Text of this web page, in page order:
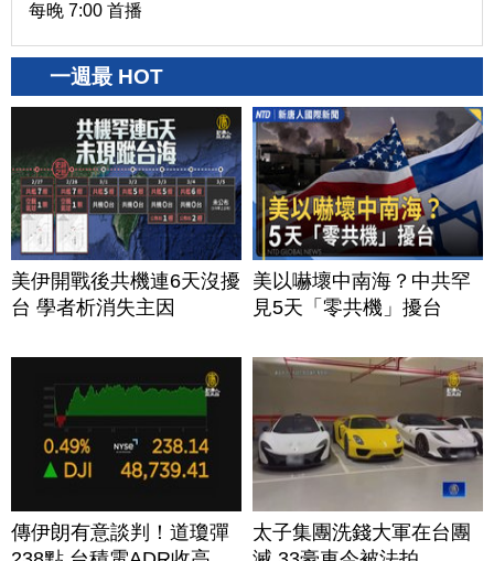
每晚 7:00 首播
一週最 HOT
美伊開戰後共機連6天沒擾
台 學者析消失主因
美以嚇壞中南海？中共罕
見5天「零共機」擾台
傳伊朗有意談判！道瓊彈
太子集團洗錢大軍在台團